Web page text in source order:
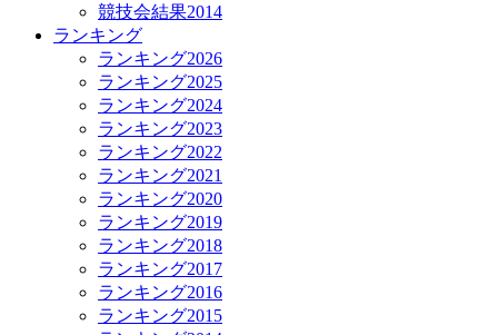
競技会結果2014
ランキング
ランキング2026
ランキング2025
ランキング2024
ランキング2023
ランキング2022
ランキング2021
ランキング2020
ランキング2019
ランキング2018
ランキング2017
ランキング2016
ランキング2015